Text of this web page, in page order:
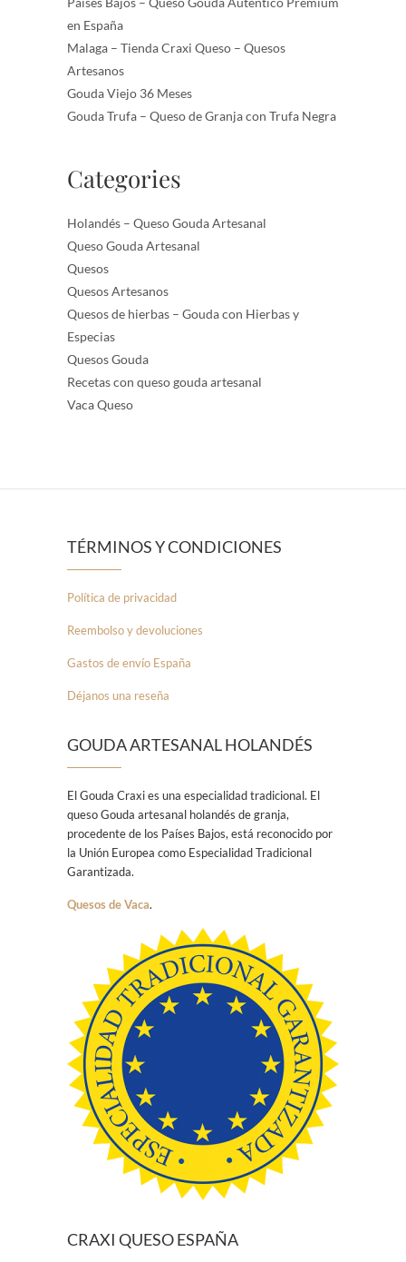
en España
Malaga – Tienda Craxi Queso – Quesos
Artesanos
Gouda Viejo 36 Meses
Gouda Trufa – Queso de Granja con Trufa Negra
Categories
Holandés – Queso Gouda Artesanal
Queso Gouda Artesanal
Quesos
Quesos Artesanos
Quesos de hierbas – Gouda con Hierbas y
Especias
Quesos Gouda
Recetas con queso gouda artesanal
Vaca Queso
TÉRMINOS Y CONDICIONES
Política de privacidad
Reembolso y devoluciones
Gastos de envío España
Déjanos una reseña
GOUDA ARTESANAL HOLANDÉS
El Gouda Craxi es una especialidad tradicional. El
queso Gouda artesanal holandés de granja,
procedente de los Países Bajos, está reconocido por
la Unión Europea como Especialidad Tradicional
Garantizada.
Quesos de Vaca.
CRAXI QUESO ESPAÑA